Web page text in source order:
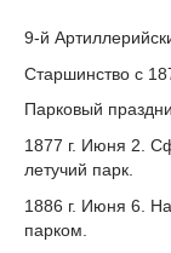
9-й
Старшинство с
Парковый
1877 г. Июня 2.
летучий парк.
1886 г. Июня 6.
парком.